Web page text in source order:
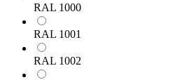
RAL 1000
RAL 1001
RAL 1002